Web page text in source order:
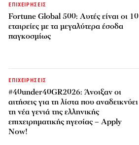
ΕΠΙΧΕΙΡΗΣΕΙΣ
Fortune Global 500: Αυτές είναι οι 10
εταιρείες με τα μεγαλύτερα έσοδα
παγκοσμίως
ΕΠΙΧΕΙΡΗΣΕΙΣ
#40under40GR2026: Άνοιξαν οι
αιτήσεις για τη λίστα που αναδεικνύει
τη νέα γενιά της ελληνικής
επιχειρηματικής ηγεσίας – Apply
Now!